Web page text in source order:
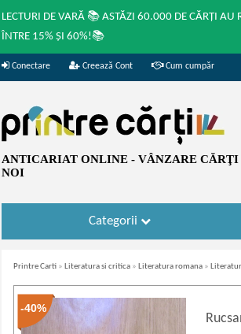
LECTURI DE VARĂ 📚 ASTĂZI 60.000 DE CĂRȚI AU
ÎNTRE 15% ȘI 60%!📚
Conectare Creează Cont Cum cumpăr
ANTICARIAT ONLINE - VÂNZARE
NOI
Categorii
Printre Carti » Literatura si critica » Literatura romana »
-40%